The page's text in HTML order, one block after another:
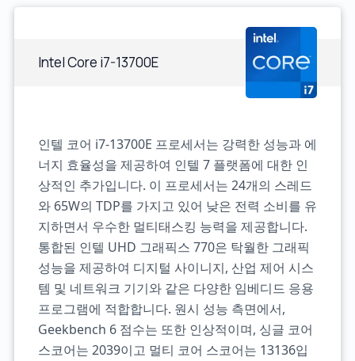
Intel Core i7-13700E
인텔 코어 i7-13700E 프로세서는 강력한 성능과 에
너지 효율성을 제공하여 인텔 7 플랫폼에 대한 인
상적인 추가입니다. 이 프로세서는 24개의 스레드
와 65W의 TDP를 가지고 있어 낮은 전력 소비를 유
지하면서 우수한 멀티태스킹 능력을 제공합니다.
통합된 인텔 UHD 그래픽스 770은 탁월한 그래픽
성능을 제공하여 디지털 사이니지, 산업 제어 시스
템 및 네트워크 기기와 같은 다양한 임베디드 응용
프로그램에 적합합니다. 원시 성능 측면에서,
Geekbench 6 점수는 또한 인상적이며, 싱글 코어
스코어는 2039이고 멀티 코어 스코어는 13136입